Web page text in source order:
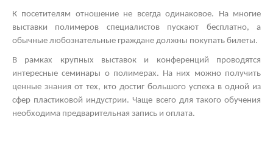
К посетителям отношение не всегда одинаковое. На многие
выставки полимеров специалистов пускают бесплатно, а
обычные любознательные граждане должны покупать билеты.
В рамках крупных выставок
и конференций проводятся
интересные семинары о полимерах. На них можно получить
ценные знания от тех, кто достиг большого успеха в одной из
сфер пластиковой индустрии. Чаще всего для такого обучения
необходима предварительная запись и оплата.